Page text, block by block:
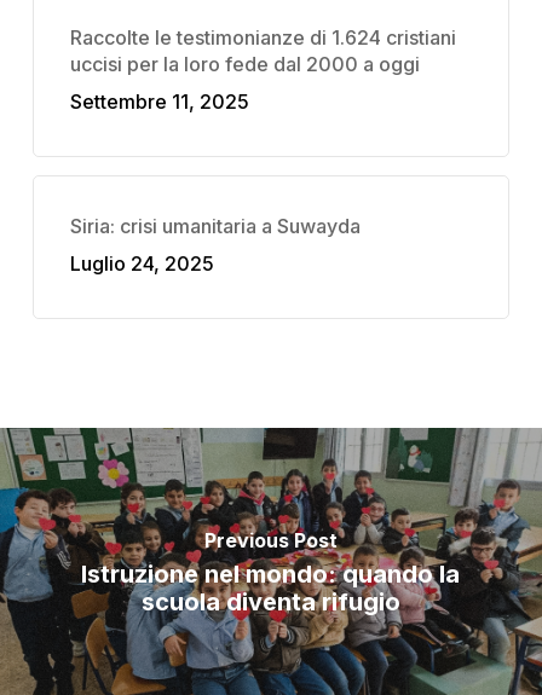
Raccolte le testimonianze di 1.624 cristiani
uccisi per la loro fede dal 2000 a oggi
Settembre 11, 2025
Siria: crisi umanitaria a Suwayda
Luglio 24, 2025
Previous Post
Istruzione nel mondo: quando la
scuola diventa rifugio